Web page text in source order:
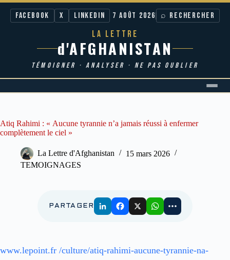
Facebook X LinkedIn 7 AOÛT 2026 ⌕ RECHERCHER
LA LETTRE
d'AFGHANISTAN
TÉMOIGNER · ANALYSER · NE PAS OUBLIER
Atiq Rahimi : « Aucune tyrannie n’a jamais réussi à enfermer
complètement le ciel »
La Lettre d'Afghanistan
15 mars 2026
TEMOIGNAGES
PARTAGER
www.lepoint.fr /culture/atiq-rahimi-aucune-tyrannie-na-